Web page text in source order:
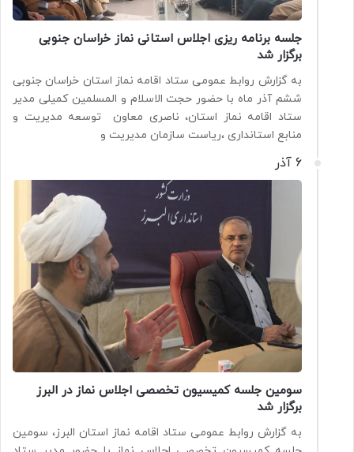
جلسه برنامه ریزی اجلاس استانی نماز خراسان جنوبی
برگزار شد
به گزارش روابط عمومی ستاد اقامه نماز استان خراسان جنوبی
ششم آذر ماه با حضور حجت الاسلام و المسلمین کمیلی مدیر
ستاد اقامه نماز استان، ناصری معاون توسعه مدیریت و
منابع استانداری ،ریاست سازمان مدیریت و
6 آذر
سومین جلسه کمیسیون تخصصی اجلاس نماز در البرز
برگزار شد
به گزارش روابط عمومی ستاد اقامه نماز استان البرز، سومین